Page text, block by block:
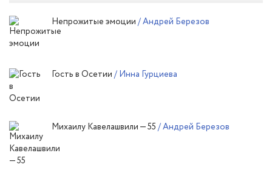
Непрожитые эмоции / Андрей Березов
Гость в Осетии / Инна Гурциева
Михаилу Кавелашвили — 55 / Андрей Березов